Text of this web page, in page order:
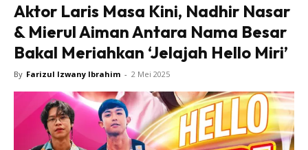
Aktor Laris Masa Kini, Nadhir Nasar
& Mierul Aiman Antara Nama Besar
Bakal Meriahkan ‘Jelajah Hello Miri’
By Farizul Izwany Ibrahim - 2 Mei 2025